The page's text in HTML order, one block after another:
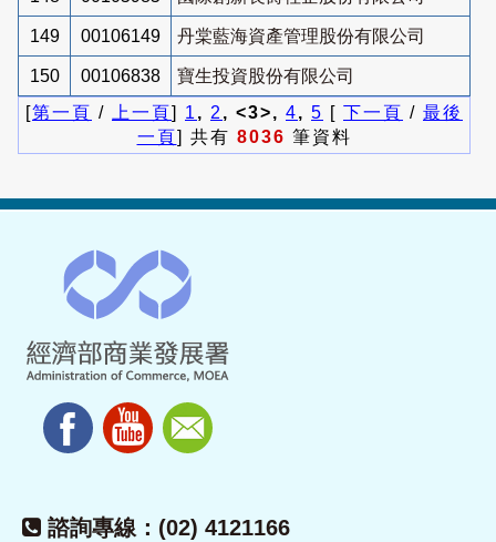
149 00106149 丹棠藍海資產管理股份有限公司
150 00106838
寶生投資股份有限公司
[第一頁 / 上一頁] 1 , 2 , <3>, 4, 5 [ 下一頁 / 最後
一頁] 共有 8036 筆資料
諮詢專線：(02) 4121166